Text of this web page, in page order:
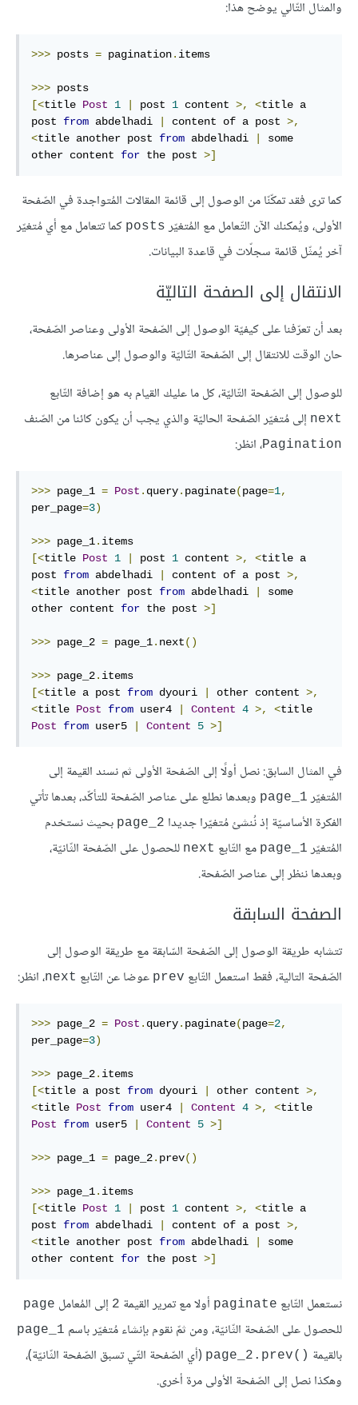
والمثال التّالي يوضح هذا:
>>> posts = pagination. items
>>>
[<title Post 1 post 1 content >, <title a
post from abdelhadi content of a post >,
<title another post from abdelhadi
some
other content for the post >]
كما ترى فقد تمكّنّا من الوصول إلى قائمة المقالات المُتواجدة في الصّفحة
الأولى، ويُمكنك الآن التّعامل مع المُتغيّر posts كما تتعامل مع أي مُتغيّر
آخر يُمثّل قائمة سجلّات في قاعدة البيانات.
الانتقال إلى الصفحة التاليّة
بعد أن تعرّفنا على كيفيّة الوصول إلى الصّفحة الأولى وعناصر الصّفحة،
حان الوقت للانتقال إلى الصّفحة التّاليّة والوصول إلى عناصرها.
للوصول إلى الصّفحة التّاليّة، كل ما عليك القيام به هو إضافة التّابع
next إلى مُتغيّر الصّفحة الحاليّة والذي يجب أن يكون كائنا من الصّنف
Pagination، انظر:
>>> page_1 = Post . query. paginate(page=1,
per_page=3)
>>> page_1.
[<title Post 1 post 1 content >, <title a
post from abdelhadi content of a post >,
<title another post from abdelhadi
some
other content for the post >]
>>> page_2 = page_1. next()
>>> page_2.
[<title a post from dyouri other content >,
<title Post from user4 Content 4 >, <
Post
from user5 Content 5 >]
في المثال السابق: نصل أولًا إلى الصّفحة الأولى ثم نسند القيمة إلى
المُتغيّر page_1 وبعدها نطلع على عناصر الصّفحة للتأكّد، بعدها تأتي
الفكرة الأساسيّة إذ نُنشئ مُتغيّرا جديدا page_2 بحيث نستخدم
المُتغيّر page_1 مع التّابع next للحصول على الصّفحة الثّانيّة،
وبعدها ننظر إلى عناصر الصّفحة.
الصفحة السابقة
تتشابه طريقة الوصول إلى الصّفحة السّابقة مع طريقة الوصول إلى
الصّفحة التالية، فقط استعمل التّابع prev عوضا عن التّابع next، انظر:
>>> page_2 = Post . query. paginate(page=2,
per_page=3)
>>> page_2.
[<title a post from dyouri other content >,
<title Post from user4 Content 4 >, <
Post
from user5 Content 5 >]
>>> page_1 = page_2. prev()
>>> page_1.
[<title Post 1 post 1 content >, <title a
post from abdelhadi content of a post >,
<title another post from abdelhadi
some
other content for the post >]
نستعمل التّابع paginate أولا مع تمرير القيمة 2 إلى المُعامل page
للحصول على الصّفحة الثّانيّة، ومن ثمّ نقوم بإنشاء مُتغيّر باسم page_1
بالقيمة ()page_2.prev
(أي الصّفحة التّي تسبق الصّفحة الثّانيّة)،
وهكذا نصل إلى الصّفحة الأولى مرة أخرى.